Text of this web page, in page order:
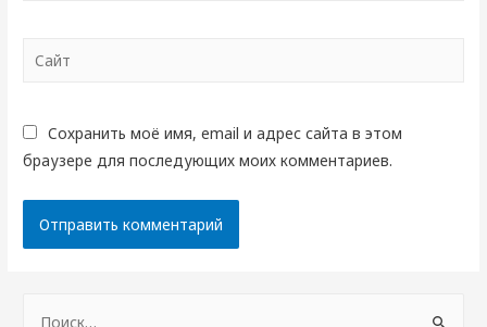
Сайт
Сохранить моё имя, email и адрес сайта в этом
браузере для последующих моих комментариев.